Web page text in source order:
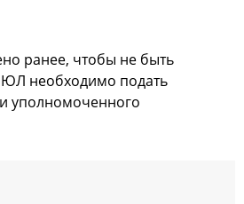
ранее, чтобы не быть
необходимо подать
уполномоченного